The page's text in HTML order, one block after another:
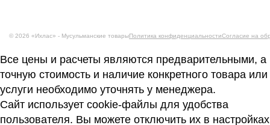
© 2026 «Ихлас» - Мусульманские товарыПолитика конфиденциальностиСогласие на
Все цены и расчеты являются предварительными, а
точную стоимость и наличие конкретного товара или
услуги необходимо уточнять у менеджера.
Сайт использует cookie-файлы для удобства
пользователя. Вы можете отключить их в настройках